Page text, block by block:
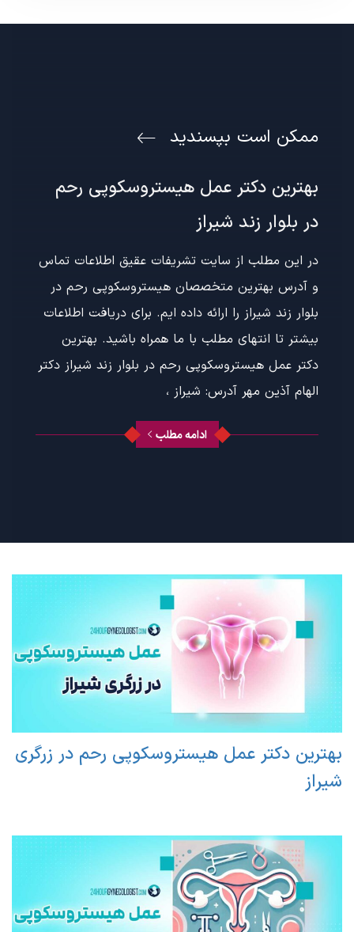
ممکن است بپسندید
بهترین دکتر عمل هیستروسکوپی رحم
در بلوار زند شیراز
در این مطلب از سایت تشریفات عقیق اطلاعات تماس
و آدرس بهترین متخصصان هیستروسکوپی رحم در
بلوار زند شیراز را ارائه داده ایم. برای دریافت اطلاعات
بیشتر تا انتهای مطلب با ما همراه باشید. بهترین
دکتر عمل هیستروسکوپی رحم در بلوار زند شیراز دکتر
الهام آذین مهر آدرس: شیراز ،
ادامه مطلب
بهترین دکتر عمل هیستروسکوپی رحم در زرگری
شیراز